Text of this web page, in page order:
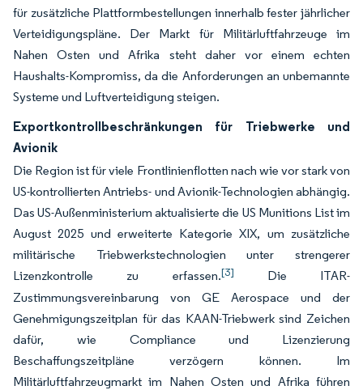
für zusätzliche Plattformbestellungen innerhalb fester jährlicher
Verteidigungspläne. Der Markt für Militärluftfahrzeuge im
Nahen Osten und Afrika steht daher vor einem echten
Haushalts-Kompromiss, da die Anforderungen an unbemannte
Systeme und Luftverteidigung steigen.
Exportkontrollbeschränkungen für Triebwerke und
Avionik
Die Region ist für viele Frontlinienflotten nach wie vor stark von
US-kontrollierten Antriebs- und Avionik-Technologien abhängig.
Das US-Außenministerium aktualisierte die US Munitions List im
August 2025 und erweiterte Kategorie XIX, um zusätzliche
militärische Triebwerkstechnologien unter strengerer
Lizenzkontrolle zu erfassen.[3] Die ITAR-
Zustimmungsvereinbarung von GE Aerospace und der
Genehmigungszeitplan für das KAAN-Triebwerk sind Zeichen
dafür, wie Compliance und Lizenzierung
Beschaffungszeitpläne verzögern können. Im
Militärluftfahrzeugmarkt im Nahen Osten und Afrika führen